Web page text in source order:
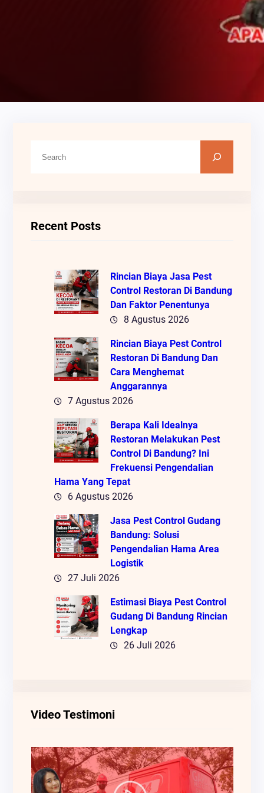
Recent Posts
Rincian Biaya Jasa Pest
Control Restoran Di Bandung
Dan Faktor Penentunya
8 Agustus 2026
Rincian Biaya Pest Control
Restoran Di Bandung Dan
Cara Menghemat
Anggarannya
7 Agustus 2026
Berapa Kali Idealnya
Restoran Melakukan Pest
Control Di Bandung? Ini
Frekuensi Pengendalian
Hama Yang Tepat
6 Agustus 2026
Jasa Pest Control Gudang
Bandung: Solusi
Pengendalian Hama Area
Logistik
27 Juli 2026
Estimasi Biaya Pest Control
Gudang Di Bandung Rincian
Lengkap
26 Juli 2026
Video Testimoni